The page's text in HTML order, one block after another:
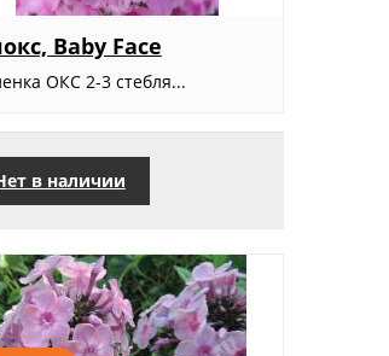
Baby Face
ОКС 2-3 стебля...
в наличии